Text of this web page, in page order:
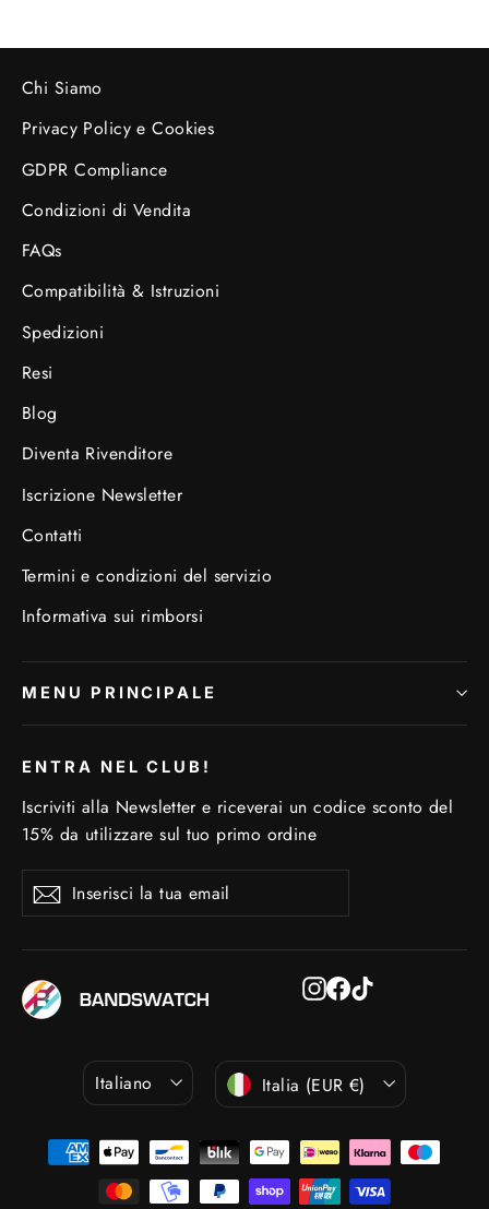
Chi Siamo
Privacy Policy e Cookies
GDPR Compliance
Condizioni di Vendita
FAQs
Compatibilità & Istruzioni
Spedizioni
Resi
Blog
Diventa Rivenditore
Iscrizione Newsletter
Contatti
Termini e condizioni del servizio
Informativa sui rimborsi
MENU PRINCIPALE
ENTRA NEL CLUB!
Iscriviti alla Newsletter e riceverai un codice sconto del
15% da utilizzare sul tuo primo ordine
email
Iscriviti
Instagram
Facebook
TikTok
Lingua
Italiano ValutaItalia (EUR €)